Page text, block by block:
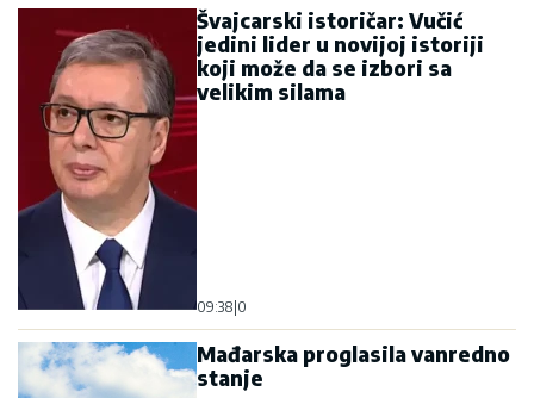
Švajcarski istoričar: Vučić
jedini lider u novijoj istoriji
koji može da se izbori sa
velikim silama
09:38|0
Mađarska proglasila vanredno
stanje